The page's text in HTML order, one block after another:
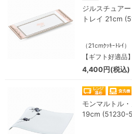
ジルスチュア
トレイ 21cm
（21cmｸｯｷｰﾄﾚｲ）
【ギフト好適品】
4,400円(税込)
モンマルトル
19cm (51230-